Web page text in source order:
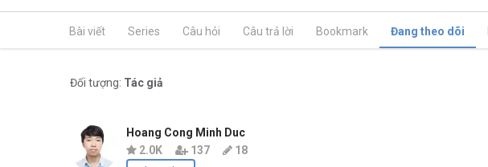
Bài viết Series Câu hỏi Câu trả lời Bookmark Đang theo dõi
Đối tượng: Tác giả
Hoang Cong Minh Duc
2.0K
137 18